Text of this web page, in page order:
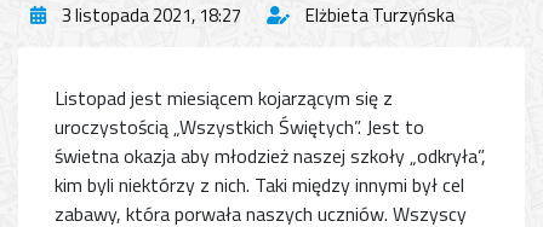
3 listopada 2021, 18:27 Elżbieta Turzyńska
Listopad jest miesiącem kojarzącym się z
uroczystością „Wszystkich Świętych”. Jest to
świetna okazja aby młodzież naszej szkoły „odkryła”,
kim byli niektórzy z nich. Taki między innymi był cel
zabawy, która porwała naszych uczniów. Wszyscy